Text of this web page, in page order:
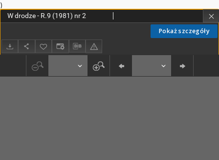
)
Pokaż szczegóły
W drodze - R.9 (1981) nr 2